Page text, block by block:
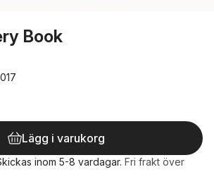
Book
Lägg i varukorg
inom 5-8 vardagar. Fri frakt över